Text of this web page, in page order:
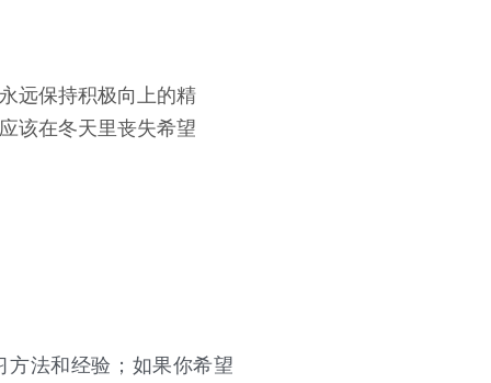
远保持积极向上的精
该在冬天里丧失希望
法和经验；如果你希望